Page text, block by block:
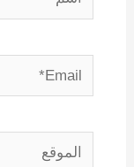
Email*
الموقع